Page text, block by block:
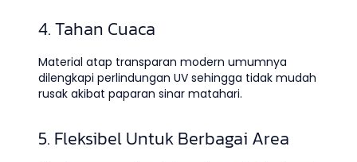
4. Tahan Cuaca
Material atap transparan modern umumnya
dilengkapi perlindungan UV sehingga tidak mudah
rusak akibat paparan sinar matahari.
5. Fleksibel Untuk Berbagai Area